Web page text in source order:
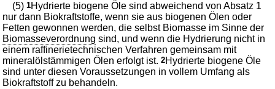
(5)1Hydrierte biogene Öle sind abweichend von Absatz 1
nur dann Biokraftstoffe, wenn sie aus biogenen Ölen oder
Fetten gewonnen werden, die selbst Biomasse im Sinne der
Biomasseverordnung sind, und wenn die Hydrierung nicht in
einem raffinerietechnischen Verfahren gemeinsam mit
mineralölstämmigen Ölen erfolgt ist.2Hydrierte biogene Öle
sind unter diesen Voraussetzungen in vollem Umfang als
Biokraftstoff zu behandeln.